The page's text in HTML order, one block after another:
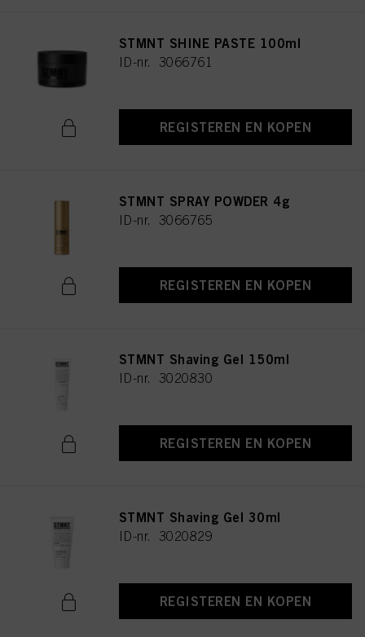
STMNT SHINE PASTE 100ml
ID-nr. 3066761
REGISTEREN EN KOPEN
STMNT SPRAY POWDER 4g
ID-nr. 3066765
REGISTEREN EN KOPEN
STMNT Shaving Gel 150ml
ID-nr. 3020830
REGISTEREN EN KOPEN
STMNT Shaving Gel 30ml
ID-nr. 3020829
REGISTEREN EN KOPEN